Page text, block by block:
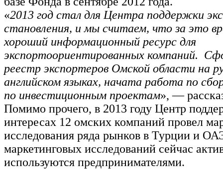
«2013 год стал для Центра поддержки
становления, и мы считаем, что за это
хороший информационный ресурс для
экспортоориентированных компаний.
реестр экспортеров Омской области на
английском языках, начата работа по
по инвестиционным проектам», —
Помимо прочего, в 2013 году Центр
интересах 12 омских компаний провел
исследования ряда рынков в Турции и
маркетинговых исследований сейчас
используются предпринимателями.